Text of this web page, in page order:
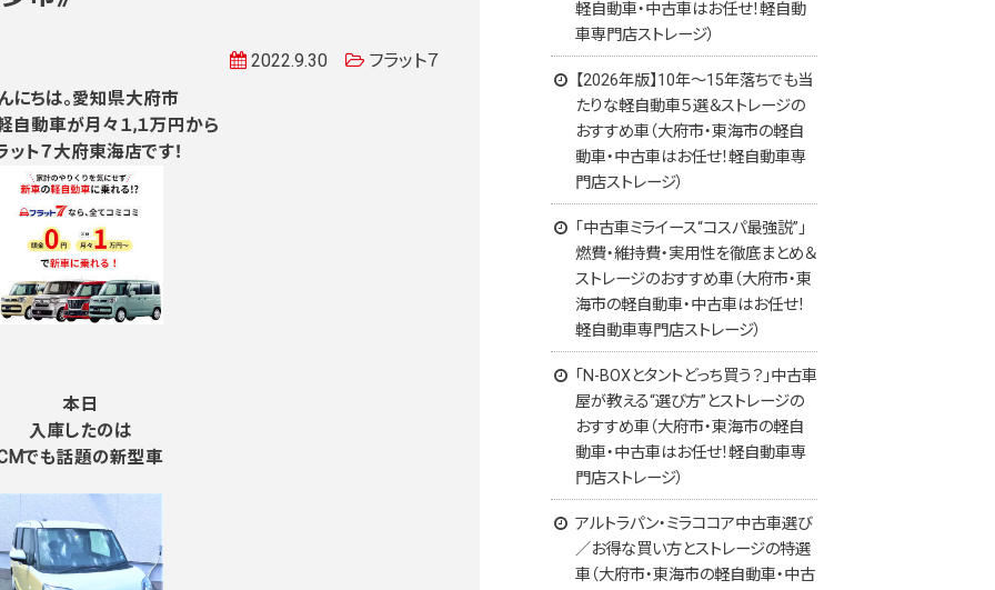
2022.9.30 フラット７
にちは。愛知県大府市
自動車が月々１,１万円から
ット７大府東海店です！
本日
入庫したのは
でも話題の新型車
軽自動車・中古車はお任せ！軽自動
車専門店ストレージ）
【2026年版】10年～15年落ちでも当
たりな軽自動車５選＆ストレージの
おすすめ車（大府市・東海市の軽自
動車・中古車はお任せ！軽自動車専
門店ストレージ）
「中古車ミライース“コスパ最強説”」
燃費・維持費・実用性を徹底まとめ＆
ストレージのおすすめ車（大府市・東
海市の軽自動車・中古車はお任せ！
軽自動車専門店ストレージ）
「N-BOXとタントどっち買う？」中古車
屋が教える“選び方”とストレージの
おすすめ車（大府市・東海市の軽自
動車・中古車はお任せ！軽自動車専
門店ストレージ）
アルトラパン・ミラココア中古車選び
／お得な買い方とストレージの特選
車（大府市・東海市の軽自動車・中古